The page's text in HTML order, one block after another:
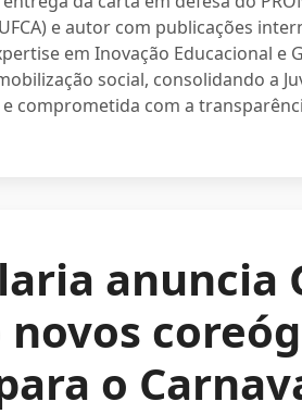
e autor com publicações
em Inovação Educacional e
social, consolidando a
comprometida com a
anuncia
o